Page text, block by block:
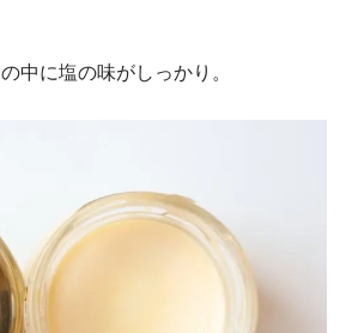
中に塩の味がしっかり。